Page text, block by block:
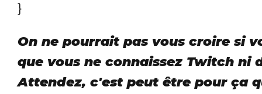
}
On ne pourrait pas vous croire si
que vous ne connaissez Twitch ni
Attendez, c'est peut être pour ça